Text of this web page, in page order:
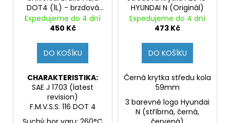
DOT4 (1L) - brzdová
kapalina, DOT4,
vhodná pro ABS
Expedujeme do 4 dní
450 Kč
DO KOŠÍKU
CHARAKTERISTIKA:
SAE J 1703 (latest
revision)
F.M.V.S.S. 116 DOT 4
HYUNDAI N (Originál)
Expedujeme do 4 dní
473 Kč
DO KOŠÍKU
Černá krytka středu kola
59mm
3 barevné logo Hyundai
N (stříbrná, černá,